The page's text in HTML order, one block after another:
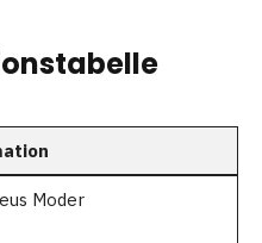
Moder